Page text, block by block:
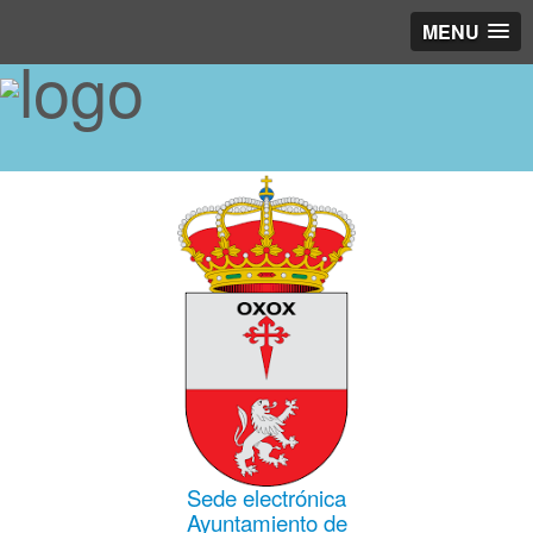
MENU
Sede electrónica
Ayuntamiento de